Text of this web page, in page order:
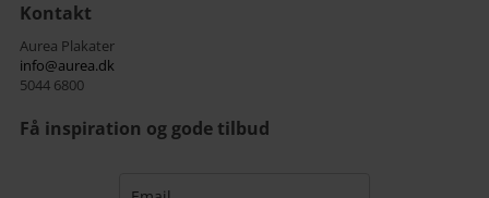
Kontakt
Aurea Plakater
info@aurea.dk
5044 6800
Få inspiration og gode tilbud